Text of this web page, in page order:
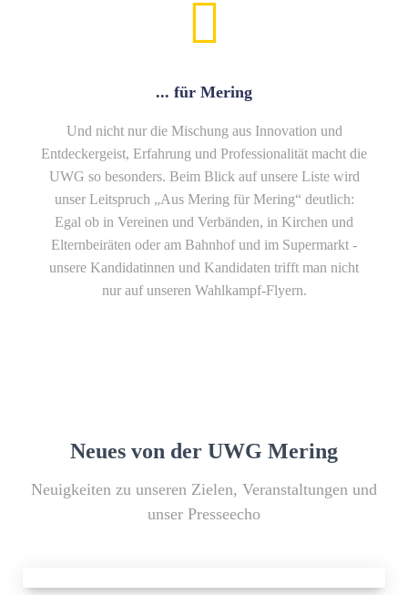
... für Mering
Und nicht nur die Mischung aus Innovation und
Entdeckergeist, Erfahrung und Professionalität macht die
UWG so besonders. Beim Blick auf unsere Liste wird
unser Leitspruch „Aus Mering für Mering“ deutlich:
Egal ob in Vereinen und Verbänden, in Kirchen und
Elternbeiräten oder am Bahnhof und im Supermarkt -
unsere Kandidatinnen und Kandidaten trifft man nicht
nur auf unseren Wahlkampf-Flyern.
Neues von der UWG Mering
Neuigkeiten zu unseren Zielen, Veranstaltungen und
unser Presseecho